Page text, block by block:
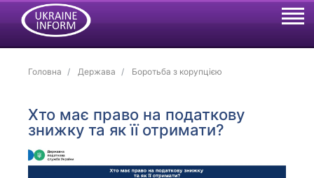
Головна Держава Боротьба з корупцією
Хто має право на податкову
знижку та як її отримати?